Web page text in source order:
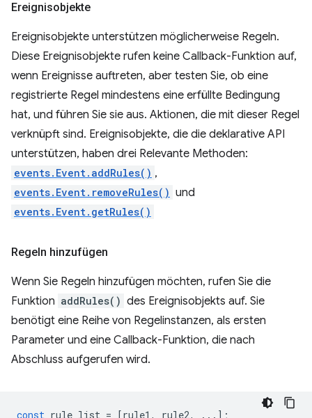
Ereignisobjekte
Ereignisobjekte unterstützen möglicherweise Regeln.
Diese Ereignisobjekte rufen keine Callback-Funktion auf,
wenn Ereignisse auftreten, aber testen Sie, ob eine
registrierte Regel mindestens eine erfüllte Bedingung
hat, und führen Sie sie aus. Aktionen, die mit dieser Regel
verknüpft sind. Ereignisobjekte, die die deklarative API
unterstützen, haben drei Relevante Methoden:
events.Event.addRules() ,
events.Event.removeRules() und
events.Event.getRules()
Regeln hinzufügen
Wenn Sie Regeln hinzufügen möchten, rufen Sie die
Funktion addRules() des Ereignisobjekts auf. Sie
benötigt eine Reihe von Regelinstanzen, als ersten
Parameter und eine Callback-Funktion, die nach
Abschluss aufgerufen wird.
const rule_list = [rule1 , rule2, ...];